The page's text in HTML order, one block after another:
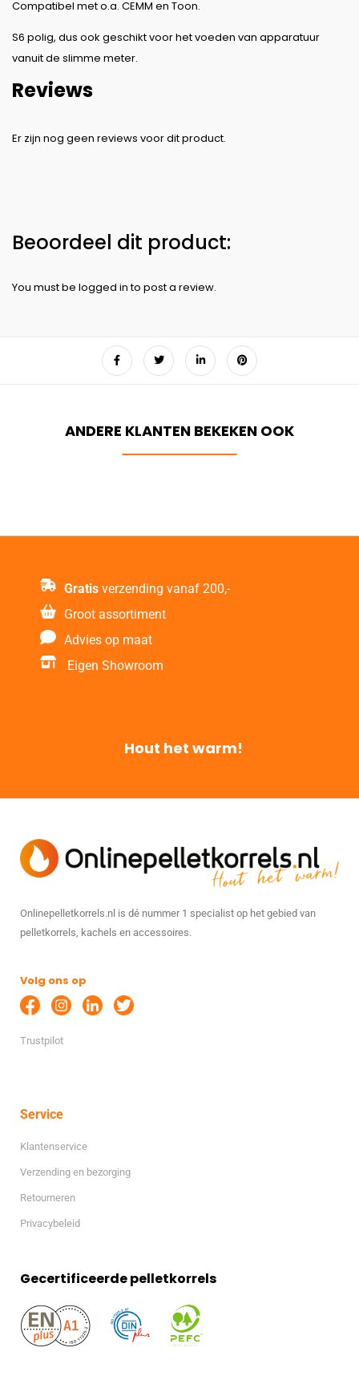
Compatibel met o.a. CEMM en Toon.
S6 polig, dus ook geschikt voor het voeden van apparatuur
vanuit de slimme meter.
Reviews
You must be logged into post a review.
Gratis verzending vanaf 200,-
Groot assortiment
Advies op maat
Eigen Showroom
Hout het warm!
Onlinepelletkorrels.nl is dé nummer 1 specialist op het gebied van
pelletkorrels, kachels en accessoires.
Volg ons op
Trustpilot
Service
Klantenservice
Verzending en bezorging
Retourneren
Privacybeleid
Gecertificeerde pelletkorrels